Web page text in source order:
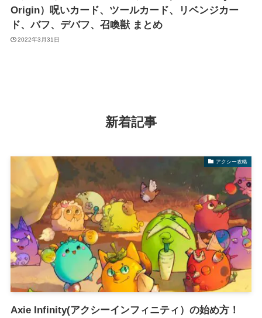
Origin）呪いカード、ツールカード、リベンジカー
ド、バフ、デバフ、召喚獣 まとめ
2022年3月31日
新着記事
アクシー攻略
Axie Infinity(アクシーインフィニティ）の始め方！